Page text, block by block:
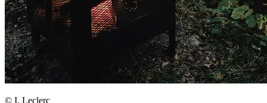
© I. Leclerc